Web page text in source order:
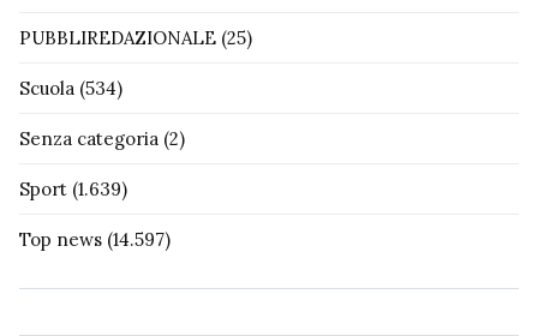
PUBBLIREDAZIONALE (25)
Scuola (534)
Senza categoria (2)
Sport (1.639)
Top news (14.597)